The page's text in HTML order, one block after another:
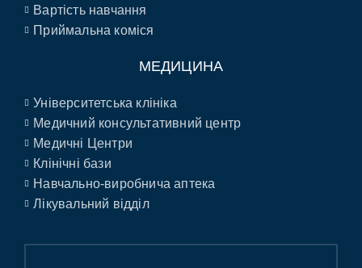
Вартість навчання
Приймальна коміся
МЕДИЦИНА
Університетська клініка
Медичний консультативний центр
Медичні Центри
Клінічні бази
Навчально-виробнича аптека
Лікувальний відділ